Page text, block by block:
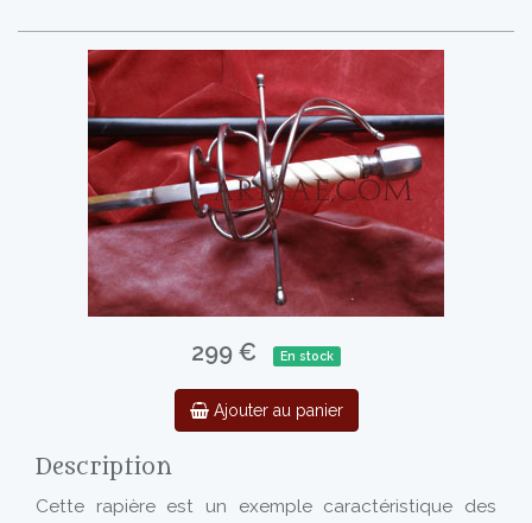
299 € En stock
Ajouter au panier
Description
Cette rapière est un exemple caractéristique des